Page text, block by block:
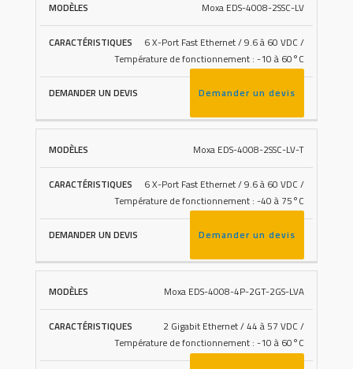
Moxa EDS-4008-2SSC-LV
6 X-Port Fast Ethernet / 9.6 à 60 VDC /
Température de fonctionnement : -10 à 60°C
Demander un devis
Moxa EDS-4008-2SSC-LV-T
6 X-Port Fast Ethernet / 9.6 à 60 VDC /
Température de fonctionnement : -40 à 75°C
Demander un devis
Moxa EDS-4008-4P-2GT-2GS-LVA
2 Gigabit Ethernet / 44 à 57 VDC /
Température de fonctionnement : -10 à 60°C